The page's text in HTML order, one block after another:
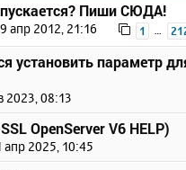
Пиши СЮДА!
апр 2012, 21:16 1
установить параметр
2023, 08:13
OpenServer V6 HELP)
апр 2025, 10:45